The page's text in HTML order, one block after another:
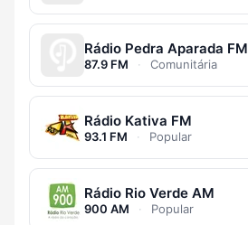
Rádio Pedra Aparada FM
87.9 FM · Comunitária
Rádio Kativa FM
93.1 FM · Popular
Rádio Rio Verde AM
900 AM · Popular